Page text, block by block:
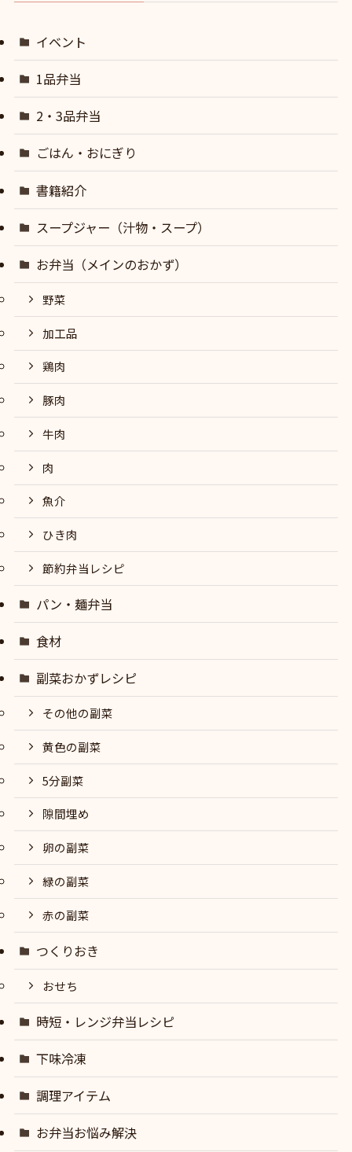
イベント
1品弁当
2・3品弁当
ごはん・おにぎり
書籍紹介
スープジャー（汁物・スープ）
お弁当（メインのおかず）
野菜
加工品
鶏肉
豚肉
牛肉
肉
魚介
ひき肉
節約弁当レシピ
パン・麺弁当
食材
副菜おかずレシピ
その他の副菜
黄色の副菜
5分副菜
隙間埋め
卵の副菜
緑の副菜
赤の副菜
つくりおき
おせち
時短・レンジ弁当レシピ
下味冷凍
調理アイテム
お弁当お悩み解決